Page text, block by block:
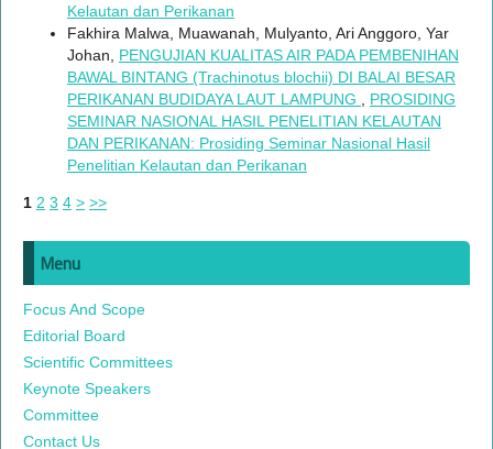
Kelautan dan Perikanan
Fakhira Malwa, Muawanah, Mulyanto, Ari Anggoro, Yar
Johan, PENGUJIAN KUALITAS AIR PADA PEMBENIHAN
BAWAL BINTANG (Trachinotus blochii) DI BALAI BESAR
PERIKANAN BUDIDAYA LAUT LAMPUNG
PROSIDING
SEMINAR NASIONAL HASIL PENELITIAN KELAUTAN
DAN PERIKANAN: Prosiding Seminar Nasional Hasil
Penelitian Kelautan dan Perikanan
1 2 3 4 > >>
Menu
Focus And Scope
Editorial Board
Scientific Committees
Keynote Speakers
Committee
Contact Us